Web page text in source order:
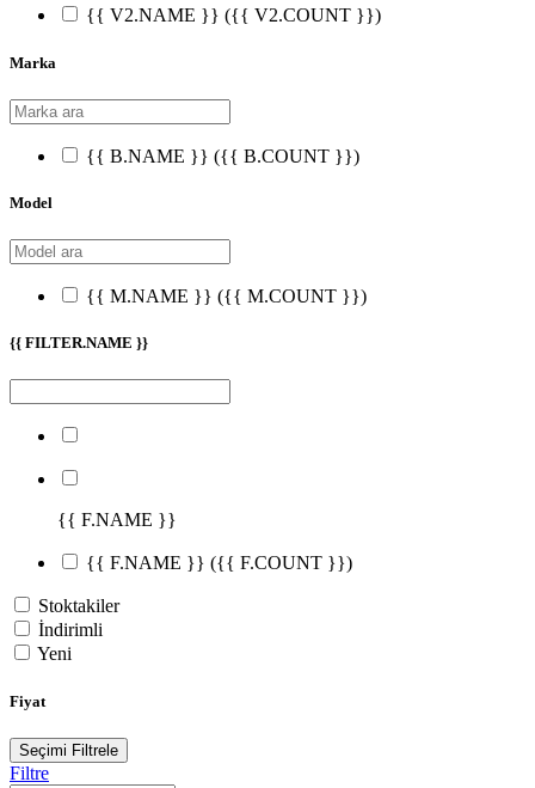
{{ V2.NAME }} ({{ V2.COUNT }})
Marka
{{ B.NAME }} ({{ B.COUNT }})
Model
{{ M.NAME }} ({{ M.COUNT }})
{{ FILTER.NAME }}
{{ F.NAME }}
{{ F.NAME }} ({{ F.COUNT }})
Stoktakiler
İndirimli
Yeni
Fiyat
Seçimi Filtrele
Filtre